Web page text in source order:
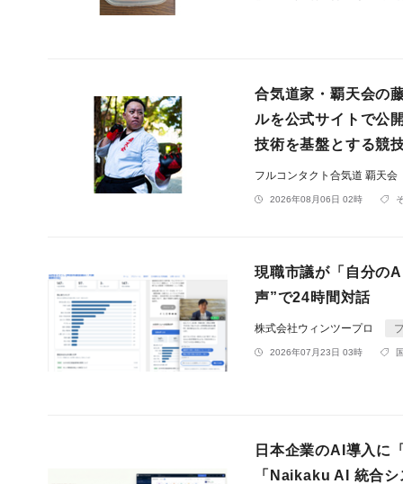
合気道家・覇天会の
ルを公式サイトで公
技術を基盤とする競
フルコンタクト合気道 覇天会
2026年08月06日 02時
現職市議が「自分の
声”で24時間対話
株式会社ウィンツープロ
2026年07月23日 03時
日本企業のAI導入に
「Naikaku AI 統合